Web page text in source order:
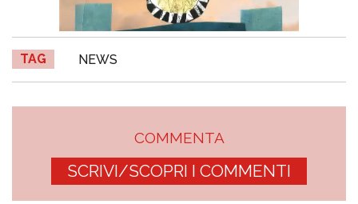
TAG NEWS
COMMENTA
SCRIVI/SCOPRI I COMMENTI